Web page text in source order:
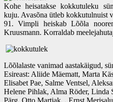
Kohe heisatakse kokkutuleku
kuju. Avasõna ütleb kokkutulnuist
91. Vimpli heiskab Lõõla
Kruusmann. Korraldab
Lõõlalaste vanimad aastakäigud,
Esireast: Aliide Mäematt, Marta
Elisabet Pae, Salme Ventsel,
Helene Pihlak, Alma Röder, Linda